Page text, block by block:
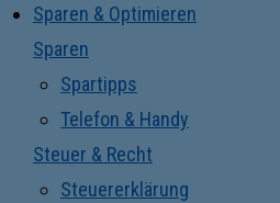
Sparen & Optimieren
Sparen
Spartipps
Telefon & Handy
Steuer & Recht
Steuererklärung